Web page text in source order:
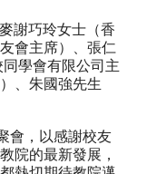
麥謝巧玲女士（香
會主席）、張仁
學會有限公司主
、朱國強先生
會，以感謝校友
院的最新發展，